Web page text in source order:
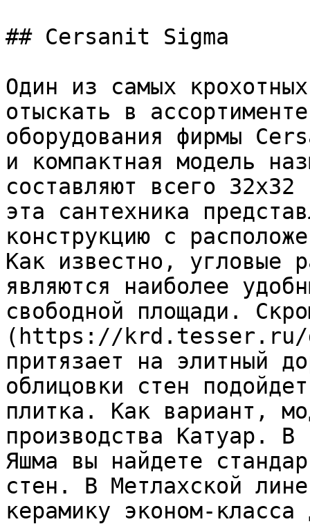
## Cersanit Sigma
Один из самых
отыскать в
оборудования фирмы
и компактная модель
составляют всего
эта сантехника
конструкцию с
Как известно, угловые
являются наиболее
свободной площади.
(https://krd.tesser.ru/
притязает на элитный
облицовки стен
плитка. Как вариант,
производства Катуар. В
Яшма вы найдете
стен. В Метлахской
керамику эконом-